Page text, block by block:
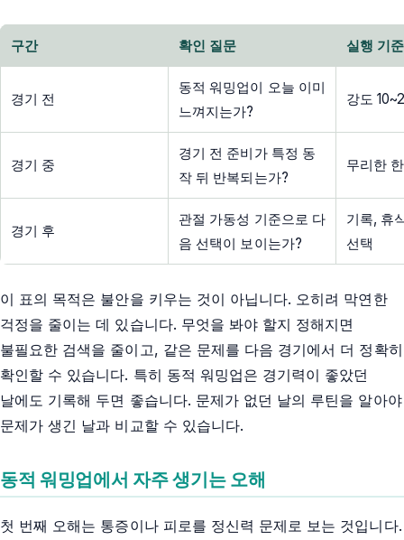
구간 확인 질문 실행 기준
경기 전
동적 워밍업이 오늘 이미
느껴지는가?
강도
경기 중
경기 전 준비가 특정 동
작 뒤 반복되는가?
무리한
경기 후
관절 가동성 기준으로 다
음 선택이 보이는가?
기록, 휴
선택
이 표의 목적은 불안을 키우는 것이 아닙니다. 오히려 막연한
걱정을 줄이는 데 있습니다. 무엇을 봐야 할지 정해지면
불필요한 검색을 줄이고, 같은 문제를 다음 경기에서 더 정확히
확인할 수 있습니다. 특히 동적 워밍업은 경기력이 좋았던
날에도 기록해 두면 좋습니다. 문제가 없던 날의 루틴을 알아야
문제가 생긴 날과 비교할 수 있습니다.
동적 워밍업에서 자주 생기는 오해
첫 번째 오해는 통증이나 피로를 정신력 문제로 보는 것입니다.